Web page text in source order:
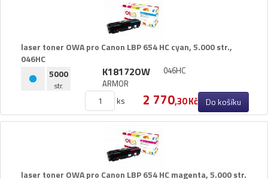
laser toner OWA pro Canon LBP 654 HC cyan,​ 5.​000 str.​,​
046HC
5000
str.
K18172OW
ARMOR
046HC
ks 2 770,30 Kč Do košíku
laser toner OWA pro Canon LBP 654 HC magenta,​ 5.​000 str.​